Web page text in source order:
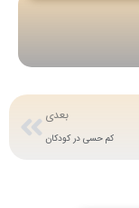
بعدی
کم ‌حسی در کودکان